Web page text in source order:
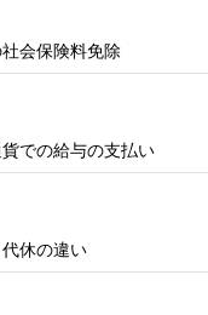
会保険料免除
での給与の支払い
休の違い